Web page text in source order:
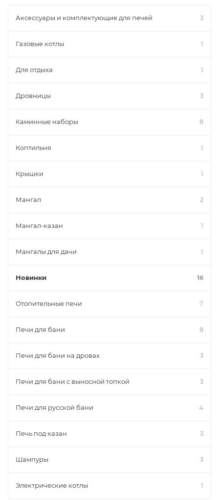
Аксессуары и комплектующие для печей 3
Газовые котлы 1
Для отдыха 1
Дровницы 3
Каминные наборы 8
Коптильня 1
Крышки 1
Мангал 2
Мангал-казан 1
Мангалы для дачи 1
Новинки 16
Отопительные печи 7
Печи для бани 8
Печи для бани на дровах 3
Печи для бани с выносной топкой 3
Печи для русской бани 4
Печь под казан 3
Шампуры 3
Электрические котлы 1